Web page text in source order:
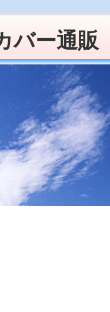
バー通販